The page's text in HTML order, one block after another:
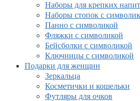
Наборы для крепких
Наборы стопок с
Панно с символикой
Фляжки с символикой
Бейсболки с символикой
Ключницы с символикой
Подарки для женщин
Зеркальца
Косметички и кошельки
Футляры для очков